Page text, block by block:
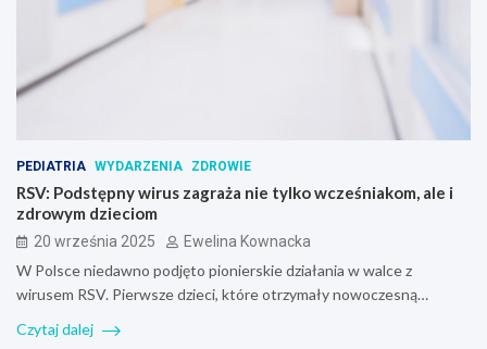
PEDIATRIA WYDARZENIA ZDROWIE
RSV: Podstępny wirus zagraża nie tylko wcześniakom, ale i
zdrowym dzieciom
20 września 2025 Ewelina Kownacka
W Polsce niedawno podjęto pionierskie działania w walce z
wirusem RSV. Pierwsze dzieci, które otrzymały nowoczesną…
Czytaj dalej